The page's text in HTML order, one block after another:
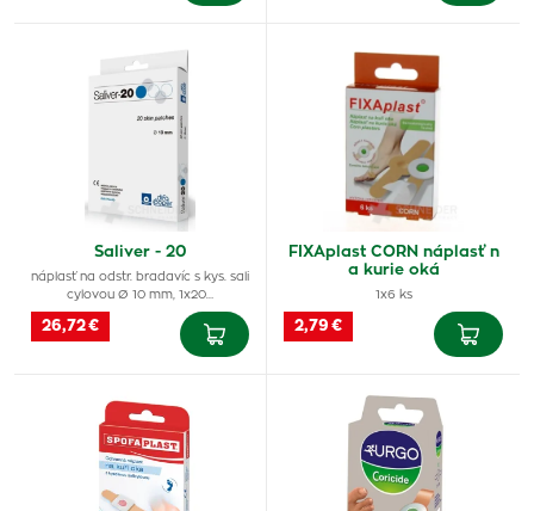
Saliver - 20
náplasť na odstr. bradavíc s kys. sali
cylovou Ø 10 mm, 1x20…
26,72 €
FIXAplast CORN náplasť n
a kurie oká
1x6 ks
2,79 €